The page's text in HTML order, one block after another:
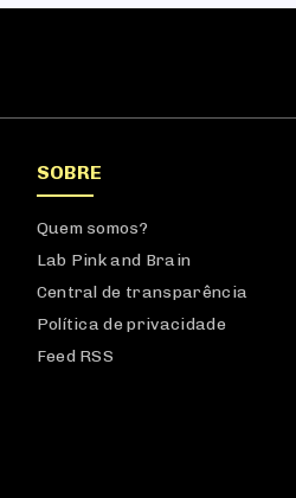
SOBRE
Quem somos?
Lab Pink and Brain
Central de transparência
Política de privacidade
Feed RSS